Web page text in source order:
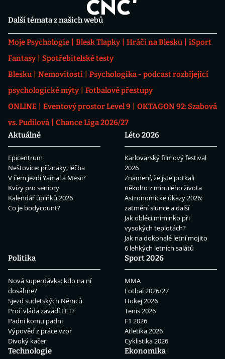
Další témata z našich webů
Moje Psychologie Blesk Tlapky Hráči na Blesku
iSport
Fantasy
Spotřebitelské testy
Blesku
Nemovitosti
Psychologika - podcast rozbíjející
psychologické mýty
Fotbalové přestupy
ONLINE
Eventový prostor Level 9
OKTAGON 92: Szabová
vs. Pudilová
Chance Liga 2026/27
Aktuálně
Epicentrum
Neštovice: příznaky, léčba
V čem jezdí Yamal a Mesii?
Kvízy pro seniory
Kalendář úplňků 2026
Co je bodycount?
Léto 2026
Karlovarský filmový festival
2026
Znamení, že jste potkali
někoho z minulého života
Astronomické úkazy 2026:
zatmění slunce a další
Jak obléci miminko při
vysokých teplotách?
Jak na dokonalé letní mojito
6 lehkých letních salátů
Politika
Nová superdávka: kdo na ní
dosáhne?
Sjezd sudetských Němců
Proč vláda zavádí EET?
Padni komu padni
Výpověď z práce vzor
Divoký kačer
Sport 2026
MMA
Fotbal 2026/27
Hokej 2026
Tenis 2026
F1 2026
Atletika 2026
Cyklistika 2026
Technologie
Ekonomika